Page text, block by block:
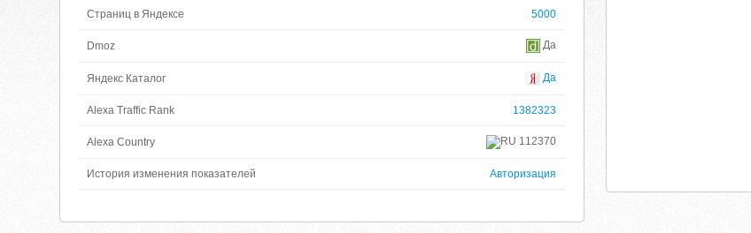
Страниц в Яндексе 5000
Dmoz Да
Яндекс Каталог Да
Alexa Traffic Rank 1382323
Alexa Country 112370
История изменения показателей Авторизация